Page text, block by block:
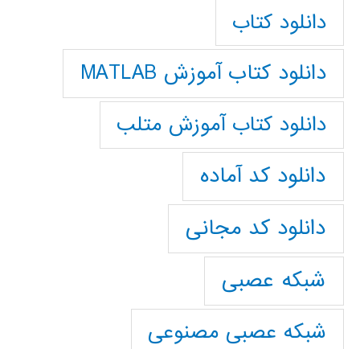
دانلود کتاب
دانلود کتاب آموزش MATLAB
دانلود کتاب آموزش متلب
دانلود کد آماده
دانلود کد مجانی
شبکه عصبی
شبکه عصبی مصنوعی